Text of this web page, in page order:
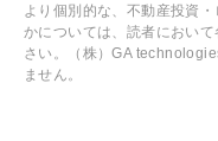
より個別的な、不動産投資
かについては、読者におい
さい。（株）GA
ません。